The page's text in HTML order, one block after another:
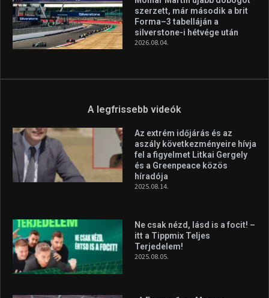
szerzett, már második a brit
Forma–3 tabelláján a
silverstone-i hétvége után
2026.08.04.
A legfrissebb videók
Az extrém időjárás és az
aszály következményeire hívja
fel a figyelmet Litkai Gergely
és a Greenpeace közös
híradója
2025.08.14.
Ne csak nézd, lásd is a focit! –
itt a Tippmix Teljes
Terjedelem!
2025.08.05.